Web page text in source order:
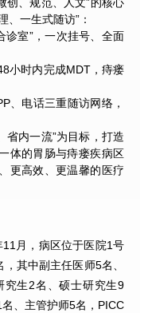
、一生式随访”：
诊室”，一次挂号、全面
小时内完成MDT，痔瘘
、电话三重随访网络，
省内一流”为目标，打造
体的胃肠与痔瘘疾病区
更高效、更温馨的医疗
月，病区位于医院1号
其中副主任医师5名、
究生2名、硕士研究生9
、主管护师5名，PICC